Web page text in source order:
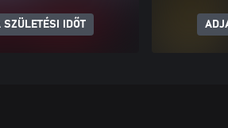
IDŐT